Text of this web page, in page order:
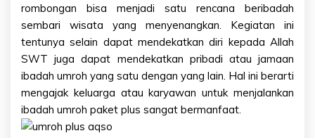
rombongan bisa menjadi satu rencana beribadah
sembari wisata yang menyenangkan. Kegiatan ini
tentunya selain dapat mendekatkan diri kepada Allah
SWT juga dapat mendekatkan pribadi atau jamaan
ibadah umroh yang satu dengan yang lain. Hal ini berarti
mengajak keluarga atau karyawan untuk menjalankan
ibadah umroh paket plus sangat bermanfaat.